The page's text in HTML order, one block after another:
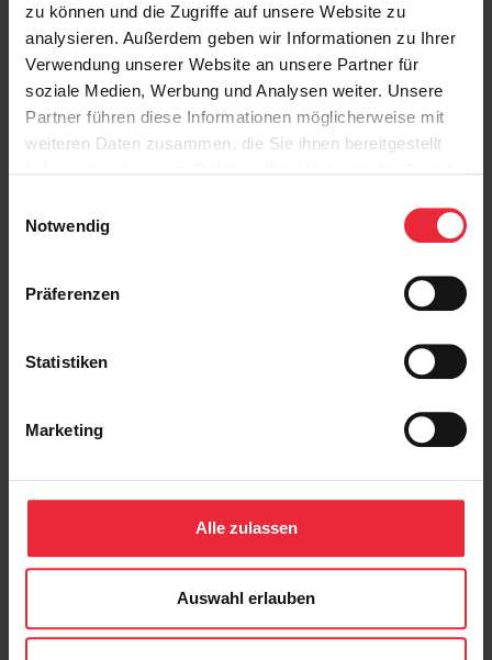
zu können und die Zugriffe auf unsere Website zu
analysieren. Außerdem geben wir Informationen zu Ihrer
Verwendung unserer Website an unsere Partner für
soziale Medien, Werbung und Analysen weiter. Unsere
Partner führen diese Informationen möglicherweise mit
weiteren Daten zusammen, die Sie ihnen bereitgestellt
Notwendig
Präferenzen
Statistiken
Marketing
Alle zulassen
Auswahl erlauben
Hier gibt es Infos zum Nachmittagsprogramm
Hier gibt es Infos zum gesamten Programm
Und hier geht es zur Pressemitteilung für alle weiteren
Neues & Presse
Datenschutz
Folgen Sie uns: